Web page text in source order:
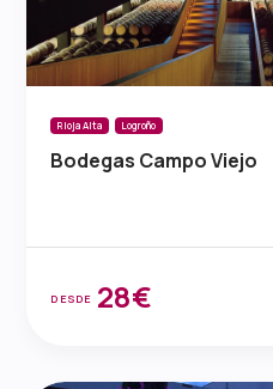
Rioja Alta Logroño
Bodegas Campo Viejo
DESDE 28€